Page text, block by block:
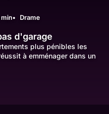
min Drame
d'garage
plus pénibles les
à emménager dans un